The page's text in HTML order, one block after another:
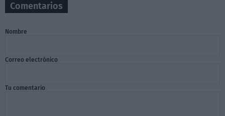
Comentarios
Nombre
Correo electrónico
Tu comentario